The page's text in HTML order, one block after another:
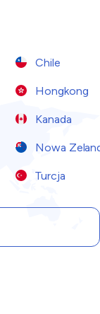
Chile
Hongkong
Kanada
Nowa
Turcja